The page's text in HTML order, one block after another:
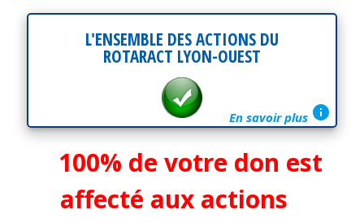
L'ENSEMBLE DES ACTIONS DU
ROTARACT LYON-OUEST
En savoir plus info
100% de votre don est
affecté aux actions